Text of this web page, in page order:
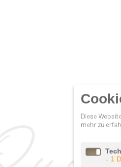
Diese
mehr zu
↓ 1